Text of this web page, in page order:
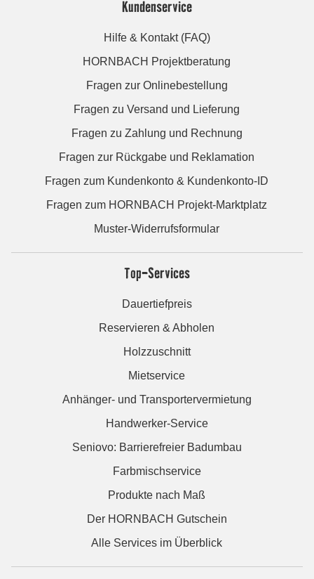
Kundenservice
Hilfe & Kontakt (FAQ)
HORNBACH Projektberatung
Fragen zur Onlinebestellung
Fragen zu Versand und Lieferung
Fragen zu Zahlung und Rechnung
Fragen zur Rückgabe und Reklamation
Fragen zum Kundenkonto & Kundenkonto-ID
Fragen zum HORNBACH Projekt-Marktplatz
Muster-Widerrufsformular
Top-Services
Dauertiefpreis
Reservieren & Abholen
Holzzuschnitt
Mietservice
Anhänger- und Transportervermietung
Handwerker-Service
Seniovo: Barrierefreier Badumbau
Farbmischservice
Produkte nach Maß
Der HORNBACH Gutschein
Alle Services im Überblick